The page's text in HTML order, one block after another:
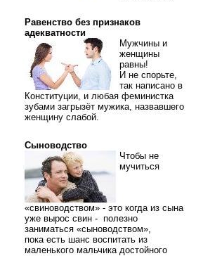
Равенство без признаков
адекватности
Мужчины и
женщины
равны!
И не спорьте,
так написано в
Конституции, и любая феминистка
зубами загрызёт мужика, назвавшего
женщину слабой.
Сыноводство
Чтобы не
мучиться
«свиноводством» - это когда из сына
уже вырос свин - полезно
заниматься «сыноводством»,
пока есть шанс воспитать из
маленького мальчика достойного